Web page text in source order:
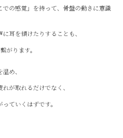
の感覚」を持って、骨盤の動きに意識
耳を傾けたりすることも、
がります。
め、
が取れるだけでなく、
ていくはずです。